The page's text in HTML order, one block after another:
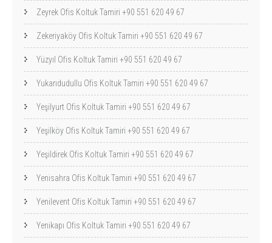
Zeyrek Ofis Koltuk Tamiri +90 551 620 49 67
Zekeriyaköy Ofis Koltuk Tamiri +90 551 620 49 67
Yüzyıl Ofis Koltuk Tamiri +90 551 620 49 67
Yukarıdudullu Ofis Koltuk Tamiri +90 551 620 49 67
Yeşilyurt Ofis Koltuk Tamiri +90 551 620 49 67
Yeşilköy Ofis Koltuk Tamiri +90 551 620 49 67
Yeşildirek Ofis Koltuk Tamiri +90 551 620 49 67
Yenisahra Ofis Koltuk Tamiri +90 551 620 49 67
Yenilevent Ofis Koltuk Tamiri +90 551 620 49 67
Yenikapı Ofis Koltuk Tamiri +90 551 620 49 67